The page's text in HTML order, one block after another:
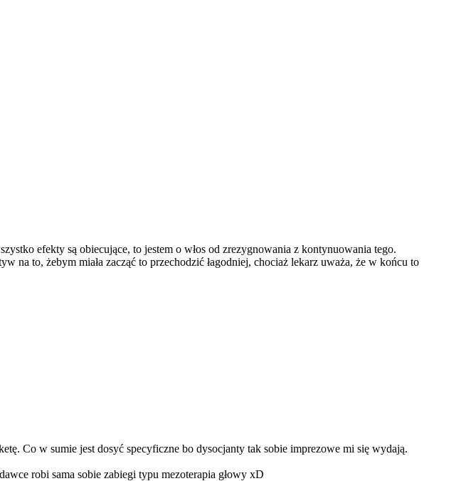
efekty są obiecujące, to jestem o włos od zrezygnowania z kontynuowania tego.
na to, żebym miała zacząć to przechodzić łagodniej, chociaż lekarz uważa, że w końcu to
Co w sumie jest dosyć specyficzne bo dysocjanty tak sobie imprezowe mi się wydają.
robi sama sobie zabiegi typu mezoterapia głowy xD